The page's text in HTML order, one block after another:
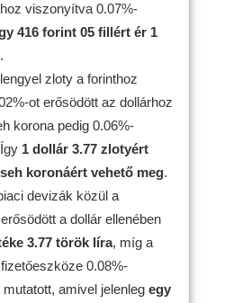
viszonyítva 0.07%-
416 forint 05 fillért ér 1
.
zloty a forinthoz
ot erősödött az dollárhoz
korona pedig 0.06%-
1 dollár 3.77 zlotyért
koronáért vehető meg.
devizák közül a
a dollár ellenében
3.77 török líra, míg a
0.08%-
amivel jelenleg egy